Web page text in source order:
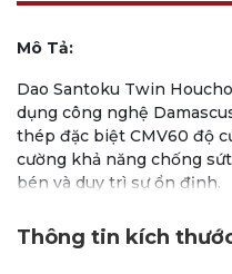
Mô Tả:
Dao Santoku Twin
dụng công nghệ
thép đặc biệt CMV60 độ
cường khả năng chống
bén và duy trì sự ổn định.
Áp dụng công nghệ trui
trui lạnh và rèn ở nhiệt độ
Thông tin kích